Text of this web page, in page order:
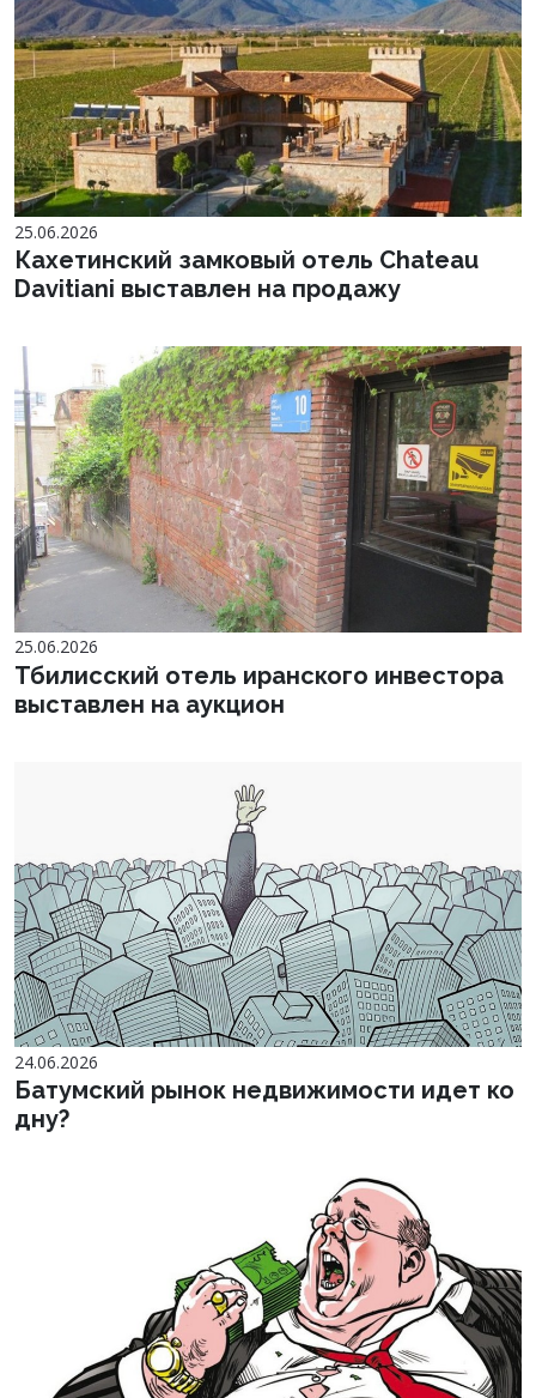
25.06.2026
Кахетинский замковый отель Chateau
Davitiani выставлен на продажу
25.06.2026
Тбилисский отель иранского инвестора
выставлен на аукцион
24.06.2026
Батумский рынок недвижимости идет ко
дну?